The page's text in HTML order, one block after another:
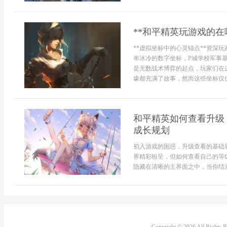
**和平精英玩游戏的
**虚拟坐标中的心灵锚点**资深玩
串冰冷的数字坐标，P城学校军事
是无数战术博弈的起点，玩家们
壕都充满了故事，然而这些坐标仅
和平精英如何查看升
成长规划
初入游戏的困惑，升级查看的基
界精彩纷呈，但如何查看自己的
隐藏在清晰的主界面之中，当你